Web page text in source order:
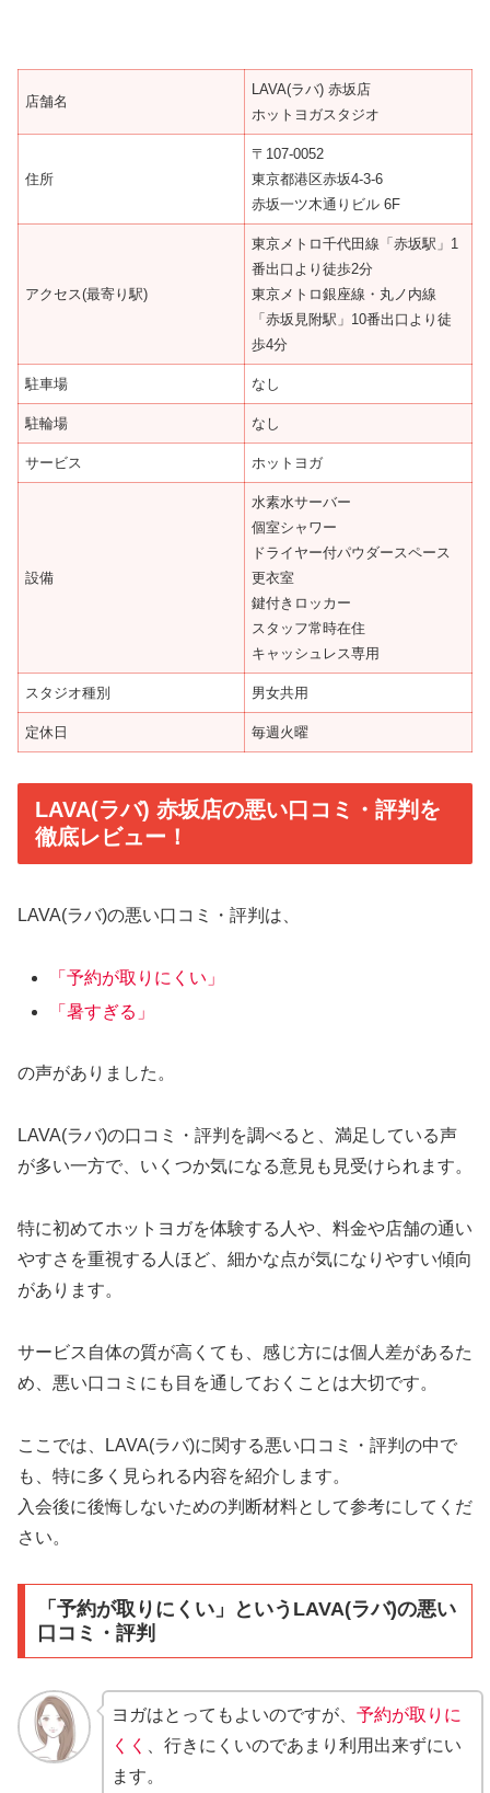
店舗名
LAVA(ラバ) 赤坂店
ホットヨガスタジオ
住所
〒107-0052
東京都港区赤坂4-3-6
赤坂一ツ木通りビル 6F
アクセス(最寄り駅)
東京メトロ千代田線「赤坂駅」1
番出口より徒歩2分
東京メトロ銀座線・丸ノ内線
「赤坂見附駅」10番出口より徒
歩4分
駐車場 なし
駐輪場 なし
サービス ホットヨガ
設備
水素水サーバー
個室シャワー
ドライヤー付パウダースペース
更衣室
鍵付きロッカー
スタッフ常時在住
キャッシュレス専用
スタジオ種別 男女共用
定休日 毎週火曜
LAVA(ラバ) 赤坂店の悪い口コミ・評判を
徹底レビュー！
LAVA(ラバ)の悪い口コミ・評判は、
「予約が取りにくい」
「暑すぎる」
の声がありました。
LAVA(ラバ)の口コミ・評判を調べると、満足している声
が多い一方で、いくつか気になる意見も見受けられます。
特に初めてホットヨガを体験する人や、料金や店舗の通い
やすさを重視する人ほど、細かな点が気になりやすい傾向
があります。
サービス自体の質が高くても、感じ方には個人差があるた
め、悪い口コミにも目を通しておくことは大切です。
ここでは、LAVA(ラバ)に関する悪い口コミ・評判の中で
も、特に多く見られる内容を紹介します。
入会後に後悔しないための判断材料として参考にしてくだ
さい。
「予約が取りにくい」というLAVA(ラバ)の悪い
口コミ・評判
ヨガはとってもよいのですが、 予約が取りに
くく
、行きにくいのであまり利用出来ずにい
ます。